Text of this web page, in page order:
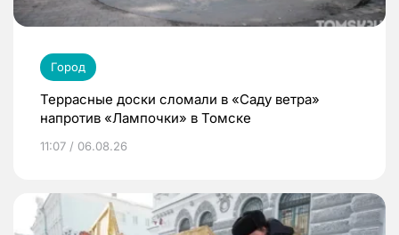
Город
Террасные доски сломали в «Саду ветра»
напротив «Лампочки» в Томске
11:07 / 06.08.26